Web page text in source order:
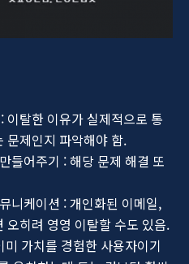
탈한 이유가 실제적으로 통
문제인지 파악해야 함.
들어주기 : 해당 문제 해결 또
니케이션 : 개인화된 이메일,
오히려 영영 이탈할 수도 있음.
가치를 경험한 사용자이기